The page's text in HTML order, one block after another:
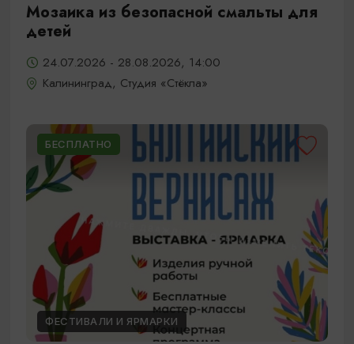
Мозаика из безопасной смальты для
детей
24.07.2026 - 28.08.2026, 14:00
Калининград, Студия «Стёкла»
БЕСПЛАТНО
ФЕСТИВАЛИ И ЯРМАРКИ